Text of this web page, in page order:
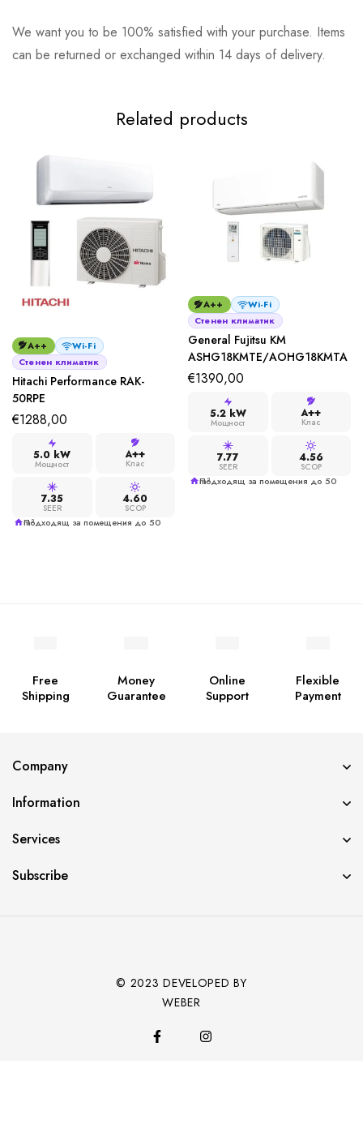
We want you to be 100% satisfied with your purchase. Items
can be returned or exchanged within 14 days of delivery.
Related products
A++
Wi-Fi
Стенен климатик
Hitachi Performance RAK-
50RPE
€1288,00
5.0 kW
Мощност
A++
Клас
7.35
SEER
4.60
SCOP
Подходящ за помещения до 50 m²
A++
Wi-Fi
Стенен климатик
General Fujitsu KM
ASHG18KMTЕ/AOHG18KMTA
€1390,00
5.2 kW
Мощност
A++
Клас
7.77
SEER
4.56
SCOP
Подходящ за помещения до 50 m²
Free
Shipping
Money
Guarantee
Online
Support
Flexible
Payment
Company
Information
Services
Subscribe
© 2023 DEVELOPED BY
WEBER